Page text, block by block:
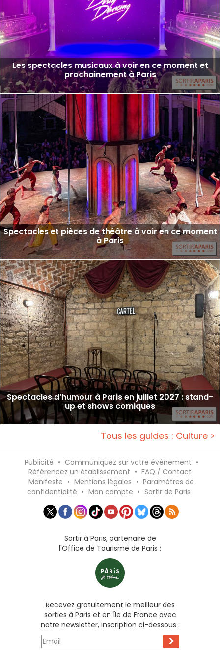
Les spectacles musicaux à voir en ce moment et
prochainement à Paris
Spectacles et pièces de théâtre à voir en ce moment
à Paris
Spectacles d’humour à Paris en juillet 2027 : stand-
up et shows comiques
Tous les guides : Culture >
Publicité • Communiquez sur votre événement •
Référencez un établissement • FAQ / Contact
Manifeste • Mentions légales • Paramètres de
confidentialité • Mon compte • Sortir de Paris
Sortir à Paris, partenaire de
l'Office de Tourisme de Paris :
Recevez gratuitement le meilleur des
sorties à Paris et en Île de France avec
notre newsletter, inscription ci-dessous :
>